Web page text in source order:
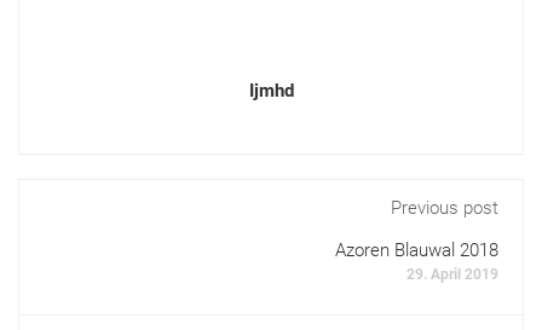
Ijmhd
Previous post
Azoren Blauwal 2018
29. April 2019